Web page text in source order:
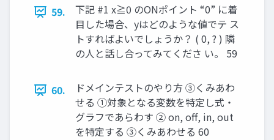
59.
下記 #1 x≧0 のONポイント “0” に着
目した場合、yはどのような値でテ ス
トすればよいでしょうか？ ( 0, ? ) 隣
の人と話し合ってみてくださ い。 59
60.
ドメインテストのやり方 ③くみあわ
せる ①対象となる変数を特定し式・
グラフであらわす ② on, oﬀ, in, out
を特定する ③くみあわせる 60